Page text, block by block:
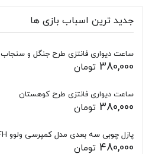
جدید ترین اسباب بازی ها
ساعت دیواری فانتزی طرح جنگل و سنجاب
380,000 تومان
ساعت دیواری فانتزی طرح کوهستان
380,000 تومان
پازل چوبی سه بعدی مدل کمپرسی ولوو FH
480,000 تومان